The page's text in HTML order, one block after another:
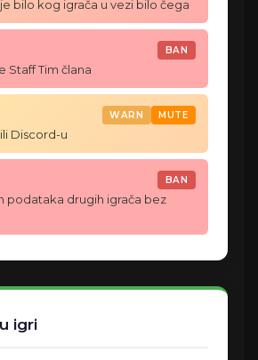
bilo kog igrača u vezi bilo čega
Staff Tim člana
BAN
Discord-u
WARN MUTE
podataka drugih igrača bez
BAN
igri